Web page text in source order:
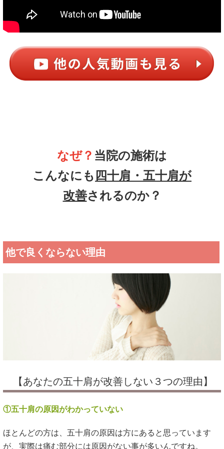
なぜ？ 当院の施術は
こんなにも 四十肩・五十肩が
改善されるのか？
他で良くならない理由
【あなたの五十肩が改善しない３つの理由】
①五十肩の原因がわかっていない
ほとんどの方は、五十肩の原因は方にあると思っています
が、実際は痛む部分には原因がない事が多いんですね。